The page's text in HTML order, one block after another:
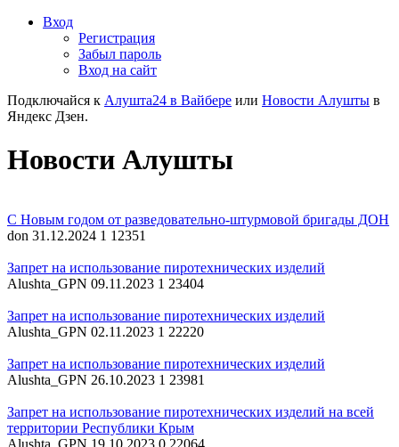
Вход
Регистрация
Забыл пароль
Вход на сайт
Подключайся к Алушта24 в Вайбере или Новости Алушты в
Яндекс Дзен.
Новости Алушты
С Новым годом от разведовательно-штурмовой бригады ДОН
don 31.12.2024 1 12351
Запрет на использование пиротехнических изделий
Alushta_GPN 09.11.2023 1 23404
Запрет на использование пиротехнических изделий
Alushta_GPN 02.11.2023 1 22220
Запрет на использование пиротехнических изделий
Alushta_GPN 26.10.2023 1 23981
Запрет на использование пиротехнических изделий на всей
территории Республики Крым
Alushta_GPN 19.10.2023 0 22064